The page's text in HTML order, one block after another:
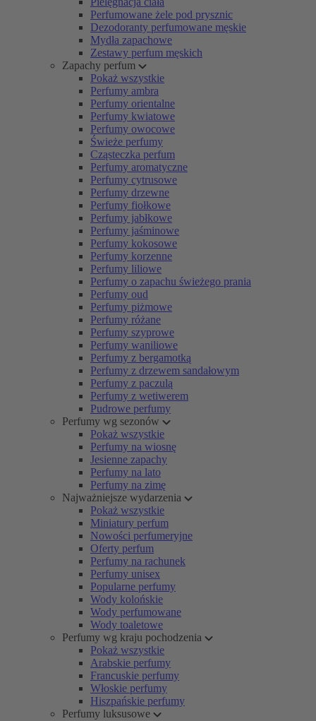
Perfumowane żele pod prysznic
Dezodoranty perfumowane męskie
Mydła zapachowe
Zestawy perfum męskich
Zapachy perfum
Pokaż wszystkie
Perfumy ambra
Perfumy orientalne
Perfumy kwiatowe
Perfumy owocowe
Świeże perfumy
Cząsteczka perfum
Perfumy aromatyczne
Perfumy cytrusowe
Perfumy drzewne
Perfumy fiołkowe
Perfumy jabłkowe
Perfumy jaśminowe
Perfumy kokosowe
Perfumy korzenne
Perfumy liliowe
Perfumy o zapachu świeżego prania
Perfumy oud
Perfumy piżmowe
Perfumy różane
Perfumy szyprowe
Perfumy waniliowe
Perfumy z bergamotką
Perfumy z drzewem sandałowym
Perfumy z paczulą
Perfumy z wetiwerem
Pudrowe perfumy
Perfumy wg sezonów
Pokaż wszystkie
Perfumy na wiosnę
Jesienne zapachy
Perfumy na lato
Perfumy na zimę
Najważniejsze wydarzenia
Pokaż wszystkie
Miniatury perfum
Nowości perfumeryjne
Oferty perfum
Perfumy na rachunek
Perfumy unisex
Popularne perfumy
Wody kolońskie
Wody perfumowane
Wody toaletowe
Perfumy wg kraju pochodzenia
Pokaż wszystkie
Arabskie perfumy
Francuskie perfumy
Włoskie perfumy
Hiszpańskie perfumy
Perfumy luksusowe